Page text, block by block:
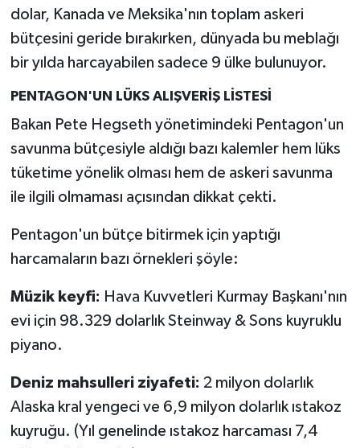
dolar, Kanada ve Meksika'nın toplam askeri
bütçesini geride bırakırken, dünyada bu meblağı
bir yılda harcayabilen sadece 9 ülke bulunuyor.
PENTAGON'UN LÜKS ALIŞVERİŞ LİSTESİ
Bakan Pete Hegseth yönetimindeki Pentagon'un
savunma bütçesiyle aldığı bazı kalemler hem lüks
tüketime yönelik olması hem de askeri savunma
ile ilgili olmaması açısından dikkat çekti.
Pentagon'un bütçe bitirmek için yaptığı
harcamaların bazı örnekleri şöyle:
Müzik keyfi: Hava Kuvvetleri Kurmay Başkanı'nın
evi için 98.329 dolarlık Steinway & Sons kuyruklu
piyano.
Deniz mahsulleri ziyafeti: 2 milyon dolarlık
Alaska kral yengeci ve 6,9 milyon dolarlık ıstakoz
kuyruğu. (Yıl genelinde ıstakoz harcaması 7,4